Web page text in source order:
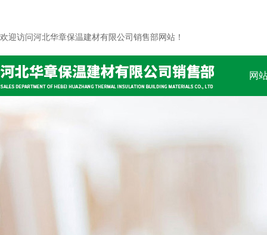
欢迎访问河北华章保温建材有限公司销售部网站！
网